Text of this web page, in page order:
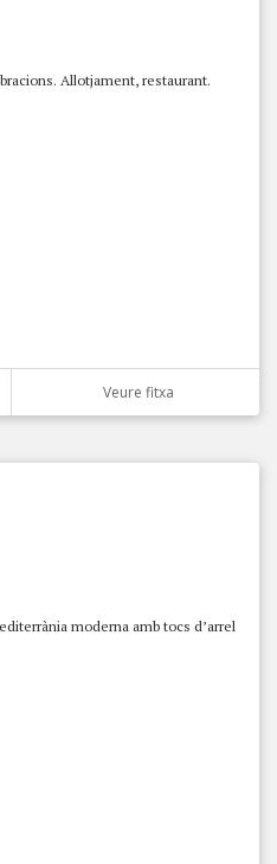
Allotjament, restaurant.
Veure fitxa
moderna amb tocs d’arrel